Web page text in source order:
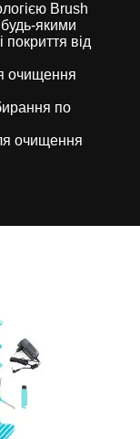
Brush
якими
від
очищення
по
очищення